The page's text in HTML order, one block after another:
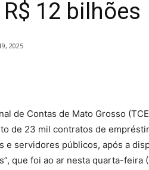
12 bilhões
2025
de Contas de Mato Grosso
de 23 mil contratos de
e servidores públicos, após a
que foi ao ar nesta quarta-feira